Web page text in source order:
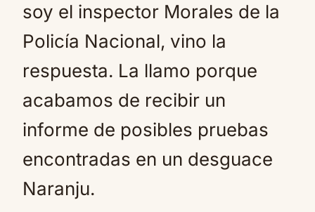
soy el inspector Morales de la
Policía Nacional, vino la
respuesta. La llamo porque
acabamos de recibir un
informe de posibles pruebas
encontradas en un desguace
Naranju.